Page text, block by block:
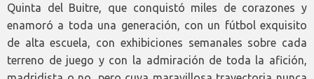
Quinta del Buitre, que conquistó miles de corazones y
enamoró a toda una generación, con un fútbol exquisito
de alta escuela, con exhibiciones semanales sobre cada
terreno de juego y con la admiración de toda la afición,